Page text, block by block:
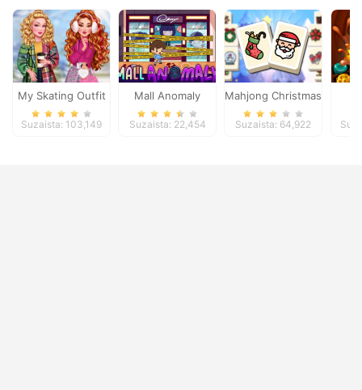
My Skating Outfit
Suzaista: 103,149
Mall Anomaly
Suzaista: 22,454
Mahjong Christmas Holiday
Suzaista: 64,922